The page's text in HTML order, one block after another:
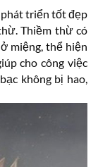
phát triển tốt đẹp
Thiềm thừ có
miệng, thể hiện
cho công việc
không bị hao,